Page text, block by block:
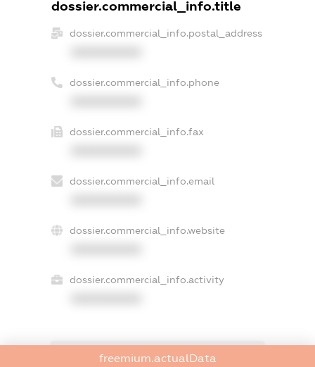
dossier.commercial_info.title
dossier.commercial_info.postal_address
dossier.commercial_info.phone
dossier.commercial_info.fax
dossier.commercial_info.email
dossier.commercial_info.website
dossier.commercial_info.activity
freemium.exampleText_1
freemium.actualData